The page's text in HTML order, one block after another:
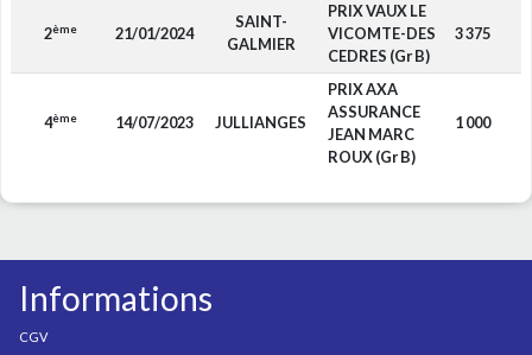
2ème 21/01/2024
SAINT-
GALMIER
PRIX VAUX LE
VICOMTE-DES
CEDRES (Gr B)
3 375
4ème 14/07/2023 JULLIANGES
PRIX AXA
ASSURANCE
JEAN MARC
ROUX (Gr B)
1 000
Informations
CGV